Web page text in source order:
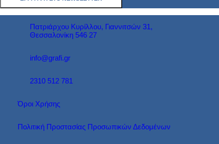
Πατριάρχου Κυρίλλου, Γιαννιτσών 31,
Θεσσαλονίκη 546 27
info@grafi.gr
2310 512 781
Όροι Χρήσης
Πολιτική Προστασίας Προσωπικών Δεδομένων